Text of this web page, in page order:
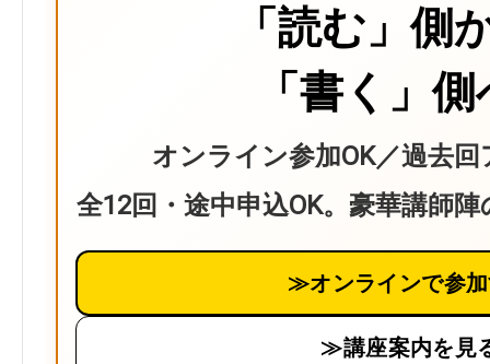
「読む」側
「書く」
オンライン参加OK／過去
全12回・途中申込OK。豪華講師
≫オンラインで参
≫講座案内を見